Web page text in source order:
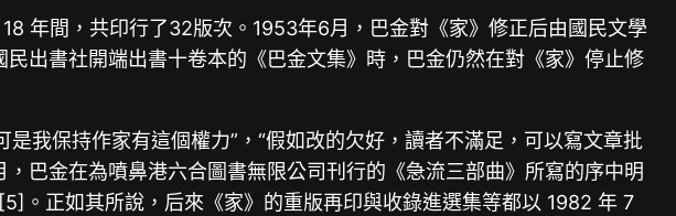
年間，共印行了32版次。1953年6月，巴金對《家》修正后由國民文學
出書社開端出書十卷本的《巴金文集》時，巴金仍然在對《家》停止修
我保持作家有這個權力”，“假如改的欠好，讀者不滿足，可以寫文章批
巴金在為噴鼻港六合圖書無限公司刊行的《急流三部曲》所寫的序中明
。正如其所說，后來《家》的重版再印與收錄進選集等都以 1982 年 7